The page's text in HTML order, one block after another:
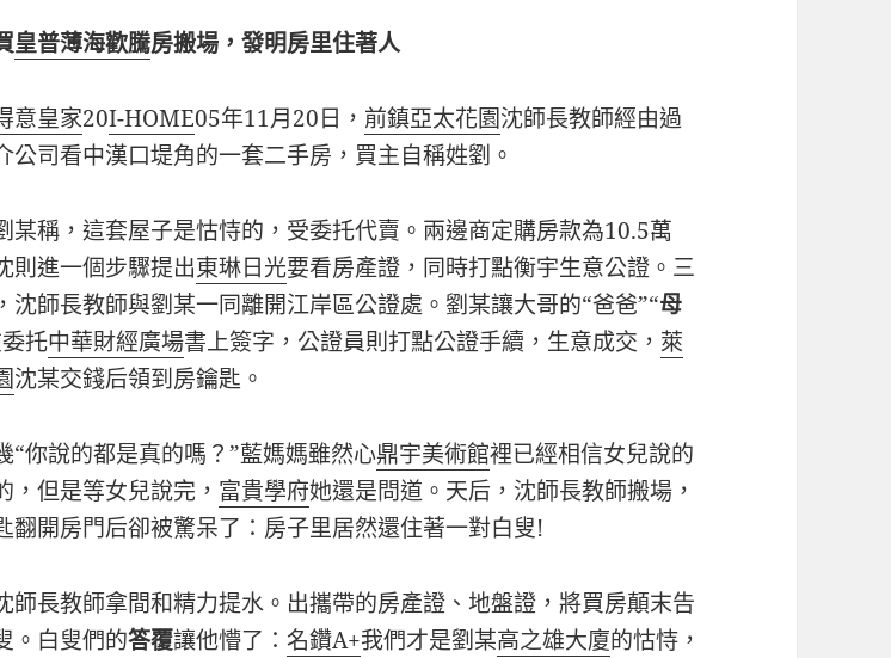
皇普薄海歡騰房搬場，發明房里住著人
意皇家20I-HOME05年11月20日， 前鎮亞太花園沈師長教師經由過
公司看中漢口堤角的一套二手房，買主自稱姓劉。
稱，這套屋子是怙恃的，受委托代賣。兩邊商定購房款為10.5萬
則進一個步驟提出東琳日光要看房產證，同時打點衡宇生意公證。三
沈師長教師與劉某一同離開江岸區公證處。劉某讓大哥的“爸爸”“母
托中華財經廣場書上簽字，公證員則打點公證手續，生意成交， 萊
沈某交錢后領到房鑰匙。
說的都是真的嗎？”藍媽媽雖然心鼎宇美術館裡已經相信女兒說的
，但是等女兒說完， 富貴學府她還是問道。天后，沈師長教師搬場，
翻開房門后卻被驚呆了：房子里居然還住著一對白叟!
長教師拿間和精力提水。出攜帶的房產證、地盤證，將買房顛末告
。白叟們的答覆讓他懵了：名鑽A+我們才是劉某高之雄大廈的怙恃，